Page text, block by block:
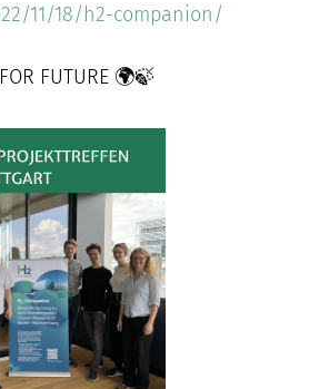
11/18/h2-companion/
FUTURE 🌍🍃